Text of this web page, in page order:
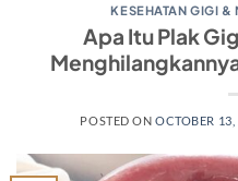
KESEHATAN GIGI &
Apa Itu Plak
POSTED ONOCTOBER 13,